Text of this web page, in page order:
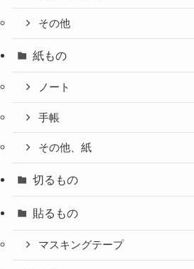
その他
紙もの
ノート
手帳
その他、紙
切るもの
貼るもの
マスキングテープ